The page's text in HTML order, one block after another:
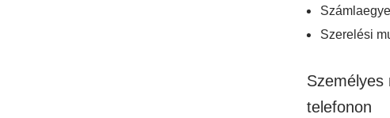
Szerelési
Személyes
telefonon